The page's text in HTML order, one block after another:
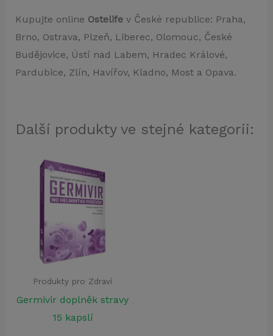
Kupujte online Ostelifev České republice: Praha,
Brno, Ostrava, Plzeň, Liberec, Olomouc, České
Budějovice, Ústí nad Labem, Hradec Králové,
Pardubice, Zlín, Havířov, Kladno, Most a Opava.
Další produkty ve stejné kategorii:
Produkty pro Zdraví
Germivir doplněk stravy
15 kapslí